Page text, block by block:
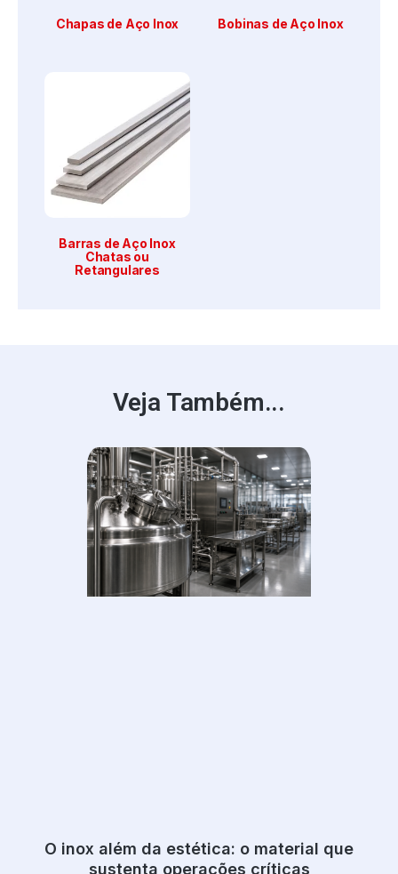
Chapas de Aço Inox Bobinas de Aço Inox
Barras de Aço Inox
Chatas ou
Retangulares
Veja Também...
O inox além da estética: o material que
sustenta operações críticas